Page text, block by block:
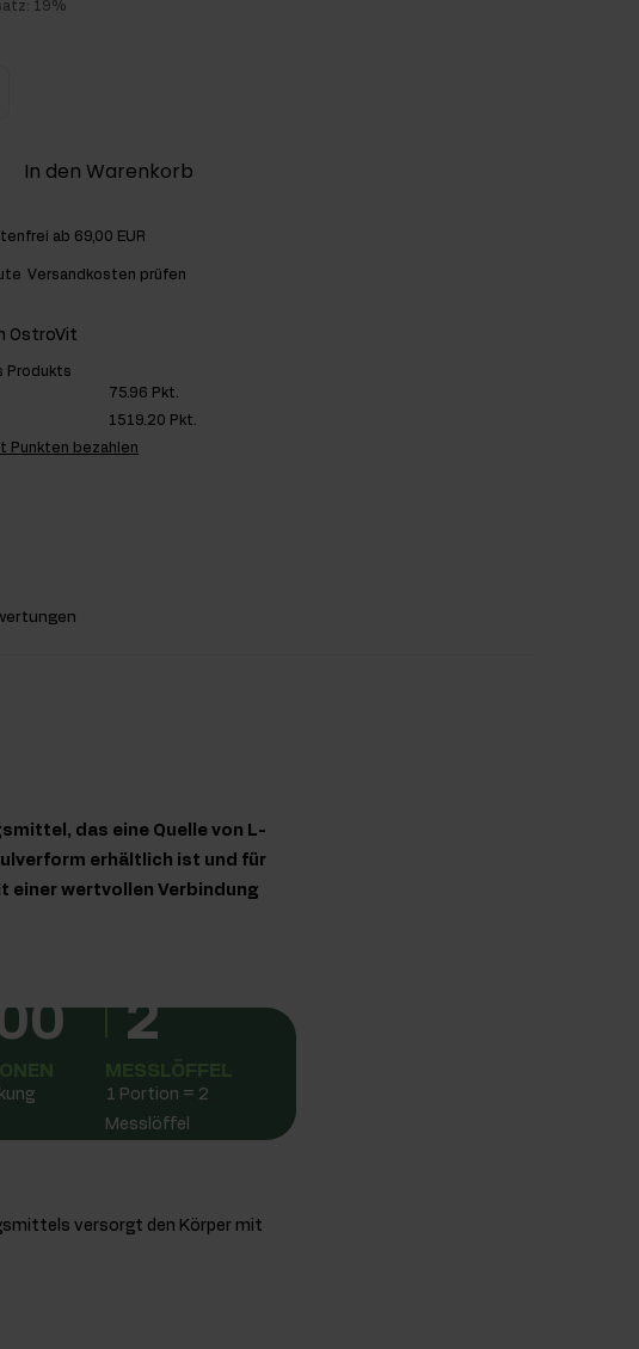
19%
In den Warenkorb
ab 69,00 EUR
Versandkosten prüfen
OstroVit
Produkts
75.96 Pkt.
1519.20 Pkt.
Punkten bezahlen
das eine Quelle von L-
erhältlich ist und für
einer wertvollen Verbindung
2
MESSLÖFFEL
1 Portion = 2
Messlöffel
versorgt den Körper mit